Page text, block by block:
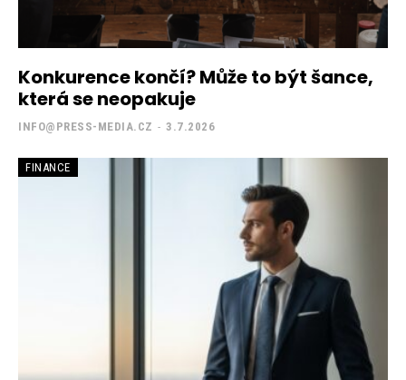
Konkurence končí? Může to být šance,
která se neopakuje
INFO@PRESS-MEDIA.CZ - 3.7.2026
FINANCE